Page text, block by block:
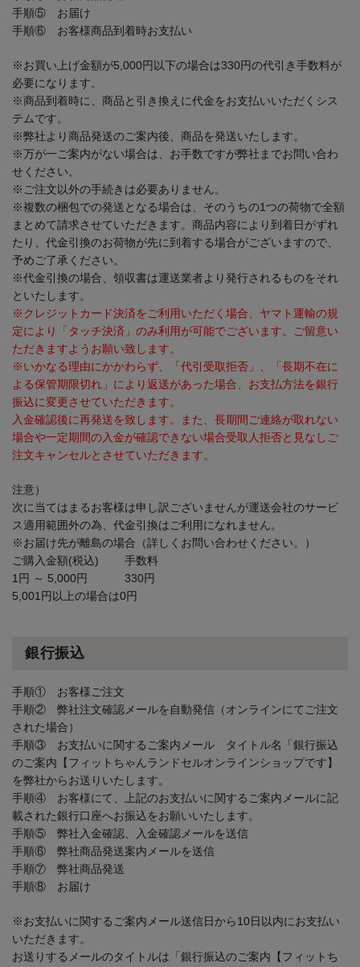
手順⑤ お届け
手順⑥ お客様商品到着時お支払い
※お買い上げ金額が5,000円以下の場合は330円の代引き手数料が
必要になります。
※商品到着時に、商品と引き換えに代金をお支払いいただくシス
テムです。
※弊社より商品発送のご案内後、商品を発送いたします。
※万が一ご案内がない場合は、お手数ですが弊社までお問い合わ
せください。
※ご注文以外の手続きは必要ありません。
※複数の梱包での発送となる場合は、そのうちの1つの荷物で全額
まとめて請求させていただきます。商品内容により到着日がずれ
たり、代金引換のお荷物が先に到着する場合がございますので、
予めご了承ください。
※代金引換の場合、領収書は運送業者より発行されるものをそれ
といたします。
※クレジットカード決済をご利用いただく場合、ヤマト運輸の規
定により「タッチ決済」のみ利用が可能でございます。ご留意い
ただきますようお願い致します。
※いかなる理由にかかわらず、「代引受取拒否」、「長期不在に
よる保管期限切れ」により返送があった場合、お支払方法を銀行
振込に変更させていただきます。
入金確認後に再発送を致します。また、長期間ご連絡が取れない
場合や一定期間の入金が確認できない場合受取人拒否と見なしご
注文キャンセルとさせていただきます。
注意）
次に当てはまるお客様は申し訳ございませんが運送会社のサービ
ス適用範囲外の為、代金引換はご利用になれません。
※お届け先が離島の場合（詳しくお問い合わせください。）
ご購入金額(税込)
手数料
1円 ～ 5,000円
330円
5,001円以上の場合は0円
銀行振込
手順① お客様ご注文
手順② 弊社注文確認メールを自動発信（オンラインにてご注文
された場合）
手順③ お支払いに関するご案内メール タイトル名「銀行振込
のご案内【フィットちゃんランドセルオンラインショップです】
を弊社からお送りいたします。
手順④ お客様にて、上記のお支払いに関するご案内メールに記
載された銀行口座へお振込をお願いいたします。
手順⑤ 弊社入金確認、入金確認メールを送信
手順⑥ 弊社商品発送案内メールを送信
手順⑦ 弊社商品発送
手順⑧ お届け
※お支払いに関するご案内メール送信日から10日以内にお支払い
いただきます。
お送りするメールのタイトルは「銀行振込のご案内【フィットち